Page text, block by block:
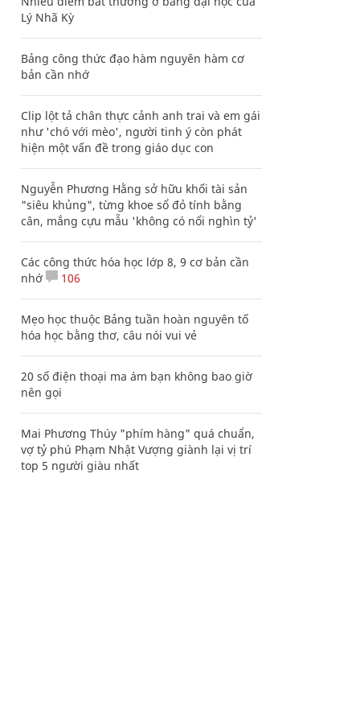
Lý Nhã Kỳ
Bảng công thức đạo hàm nguyên hàm cơ
bản cần nhớ
Clip lột tả chân thực cảnh anh trai và em gái
như 'chó với mèo', người tinh ý còn phát
hiện một vấn đề trong giáo dục con
Nguyễn Phương Hằng sở hữu khối tài sản
"siêu khủng", từng khoe sổ đỏ tính bằng
cân, mắng cựu mẫu 'không có nổi nghìn tỷ'
Các công thức hóa học lớp 8, 9 cơ bản cần
nhớ
106
Mẹo học thuộc Bảng tuần hoàn nguyên tố
hóa học bằng thơ, câu nói vui vẻ
20 số điện thoại ma ám bạn không bao giờ
nên gọi
Mai Phương Thúy "phím hàng" quá chuẩn,
vợ tỷ phú Phạm Nhật Vượng giành lại vị trí
top 5 người giàu nhất